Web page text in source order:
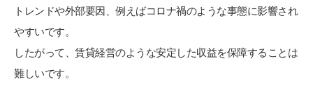
トレンドや外部要因、例えばコロナ禍のような事態に影響され
やすいです。
したがって、賃貸経営のような安定した収益を保障することは
難しいです。